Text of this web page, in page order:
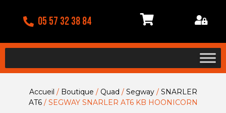
05 57 32 38 84
Accueil / Boutique / Quad / Segway/ SNARLER
AT6/ SEGWAY SNARLER AT6 KB HOONICORN